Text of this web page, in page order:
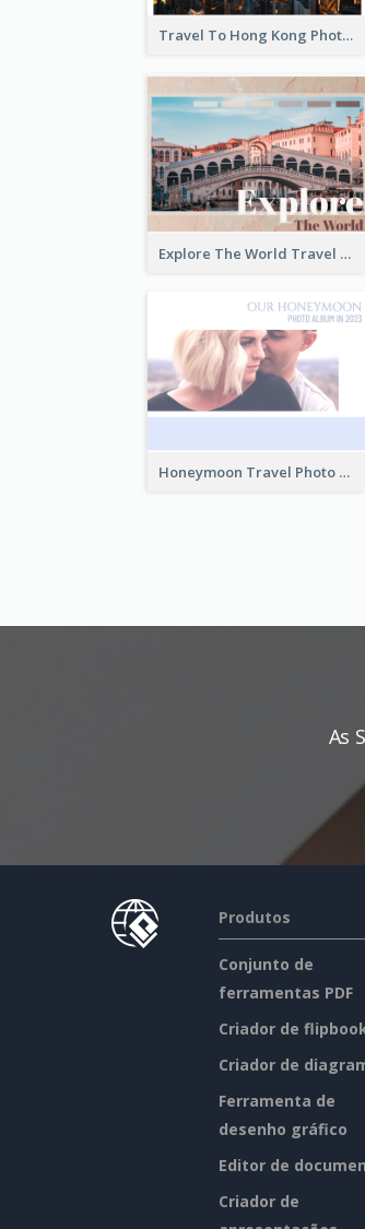
Travel To Hong Kong Photo Book
Explore The World Travel Photo Book
Honeymoon Travel Photo Book
As
Produtos
Conjunto de
ferramentas PDF
Criador de
Criador de
Ferramenta de
desenho gráfico
Editor de
Criador de